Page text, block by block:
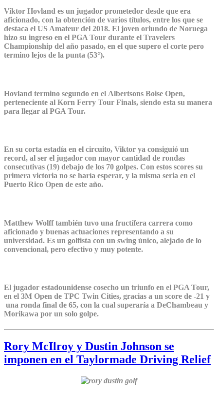
Viktor Hovland es un jugador prometedor desde que era
aficionado, con la obtención de varios títulos, entre los que se
destaca el US Amateur del 2018. El joven oriundo de Noruega
hizo su ingreso en el PGA Tour durante el Travelers
Championship del año pasado, en el que supero el corte pero
termino lejos de la punta (53°).
Hovland termino segundo en el Albertsons Boise Open,
perteneciente al Korn Ferry Tour Finals, siendo esta su manera
para llegar al PGA Tour.
En su corta estadía en el circuito, Viktor ya consiguió un
record, al ser el jugador con mayor cantidad de rondas
consecutivas (19) debajo de los 70 golpes. Con estos scores su
primera victoria no se haría esperar, y la misma seria en el
Puerto Rico Open de este año.
Matthew Wolff también tuvo una fructífera carrera como
aficionado y buenas actuaciones representando a su
universidad. Es un golfista con un swing único, alejado de lo
convencional, pero efectivo y muy potente.
El jugador estadounidense cosecho un triunfo en el PGA Tour,
en el 3M Open de TPC Twin Cities, gracias a un score de -21 y
una ronda final de 65, con la cual superaría a DeChambeau y
Morikawa por un solo golpe.
Rory McIlroy y Dustin Johnson se
imponen en el Taylormade Driving Relief